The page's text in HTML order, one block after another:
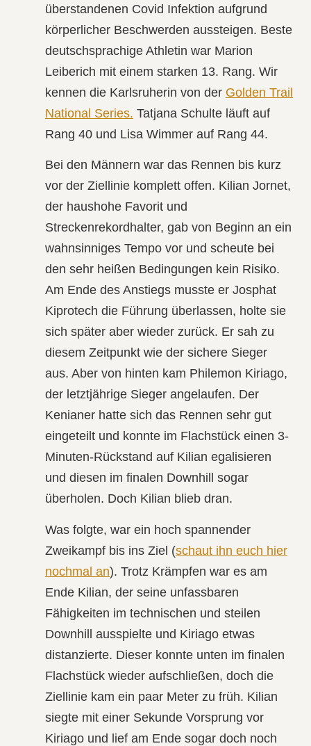
überstandenen Covid Infektion aufgrund
körperlicher Beschwerden aussteigen. Beste
deutschsprachige Athletin war Marion
Leiberich mit einem starken 13. Rang. Wir
kennen die Karlsruherin von der Golden Trail
National Series. Tatjana Schulte läuft auf
Rang 40 und Lisa Wimmer auf Rang 44.
Bei den Männern war das Rennen bis kurz
vor der Ziellinie komplett offen. Kilian Jornet,
der haushohe Favorit und
Streckenrekordhalter, gab von Beginn an ein
wahnsinniges Tempo vor und scheute bei
den sehr heißen Bedingungen kein Risiko.
Am Ende des Anstiegs musste er Josphat
Kiprotech die Führung überlassen, holte sie
sich später aber wieder zurück. Er sah zu
diesem Zeitpunkt wie der sichere Sieger
aus. Aber von hinten kam Philemon Kiriago,
der letztjährige Sieger angelaufen. Der
Kenianer hatte sich das Rennen sehr gut
eingeteilt und konnte im Flachstück einen 3-
Minuten-Rückstand auf Kilian egalisieren
und diesen im finalen Downhill sogar
überholen. Doch Kilian blieb dran.
Was folgte, war ein hoch spannender
Zweikampf bis ins Ziel (schaut ihn euch hier
nochmal an). Trotz Krämpfen war es am
Ende Kilian, der seine unfassbaren
Fähigkeiten im technischen und steilen
Downhill ausspielte und Kiriago etwas
distanzierte. Dieser konnte unten im finalen
Flachstück wieder aufschließen, doch die
Ziellinie kam ein paar Meter zu früh. Kilian
siegte mit einer Sekunde Vorsprung vor
Kiriago und lief am Ende sogar doch noch